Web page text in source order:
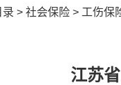
> 社会保险 > 工伤保
江苏